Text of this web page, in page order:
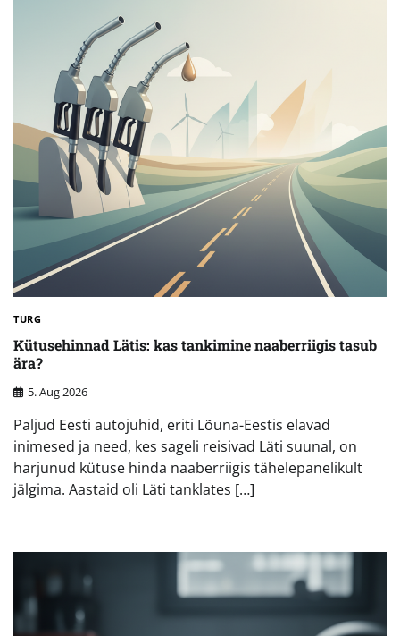
TURG
Kütusehinnad Lätis: kas tankimine naaberriigis tasub
ära?
5. Aug 2026
Paljud Eesti autojuhid, eriti Lõuna-Eestis elavad
inimesed ja need, kes sageli reisivad Läti suunal, on
harjunud kütuse hinda naaberriigis tähelepanelikult
jälgima. Aastaid oli Läti tanklates […]